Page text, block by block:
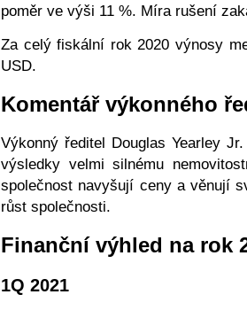
poměr ve výši 11 %. Míra rušení
Za celý fiskální rok 2020 výnosy
USD.
Komentář výkonného
Výkonný ředitel Douglas Yearley
výsledky velmi silnému
společnost navyšují ceny a věnují
růst společnosti.
Finanční výhled na rok
1Q 2021